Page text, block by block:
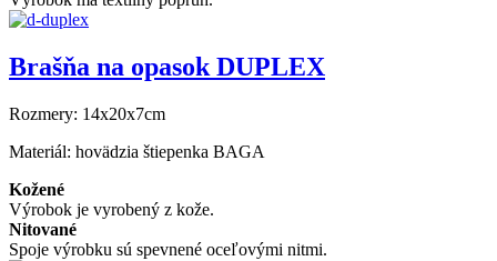
Brašňa na opasok DUPLEX
Rozmery: 14x20x7cm
Materiál: hovädzia štiepenka BAGA
Kožené
Výrobok je vyrobený z kože.
Nitované
Spoje výrobku sú spevnené oceľovými nitmi.